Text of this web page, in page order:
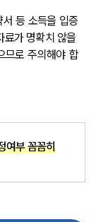
등 소득을 입증
료가 명확치 않을
므로 주의해야 합
여부 꼼꼼히